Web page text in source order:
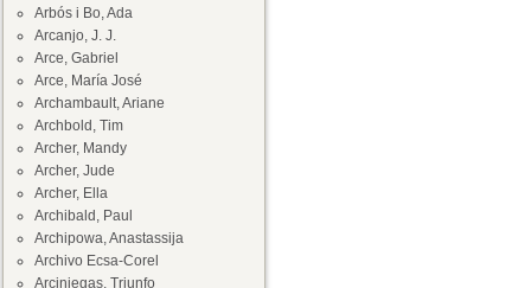
Arbós i Bo, Ada
Arcanjo, J. J.
Arce, Gabriel
Arce, María José
Archambault, Ariane
Archbold, Tim
Archer, Mandy
Archer, Jude
Archer, Ella
Archibald, Paul
Archipowa, Anastassija
Archivo Ecsa-Corel
Arciniegas, Triunfo